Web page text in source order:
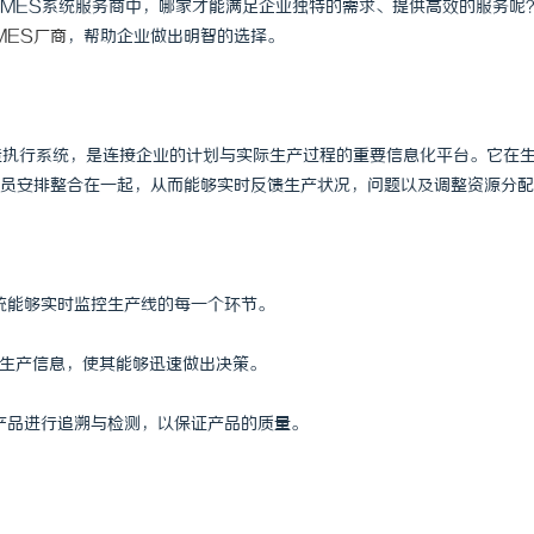
系统服务商中，哪家才能满足企业独特的需求、提供高效的服务呢
厂商，帮助企业做出明智的选择。
统，是连接企业的计划与实际生产过程的重要信息化平台。它在
安排整合在一起，从而能够实时反馈生产状况，问题以及调整资源分
够实时监控生产线的每一个环节。
信息，使其能够迅速做出决策。
进行追溯与检测，以保证产品的质量。